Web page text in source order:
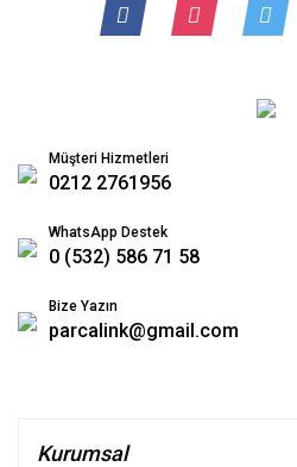
Müşteri Hizmetleri
0212 2761956
WhatsApp Destek
0 (532) 586 71 58
Bize Yazın
parcalink@gmail.com
Kurumsal